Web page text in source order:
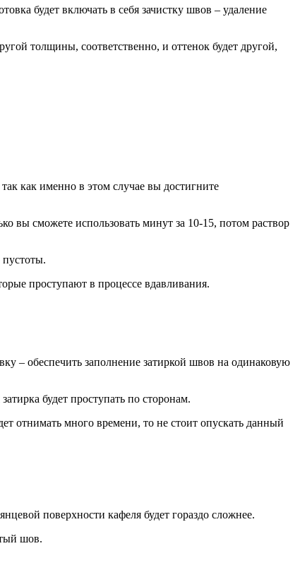
будет включать в себя зачистку швов – удаление
толщины, соответственно, и оттенок будет другой,
как именно в этом случае вы достигните
вы сможете использовать минут за 10-15, потом раствор
пустоты.
проступают в процессе вдавливания.
– обеспечить заполнение затиркой швов на одинаковую
будет проступать по сторонам.
отнимать много времени, то не стоит опускать данный
поверхности кафеля будет гораздо сложнее.
шов.